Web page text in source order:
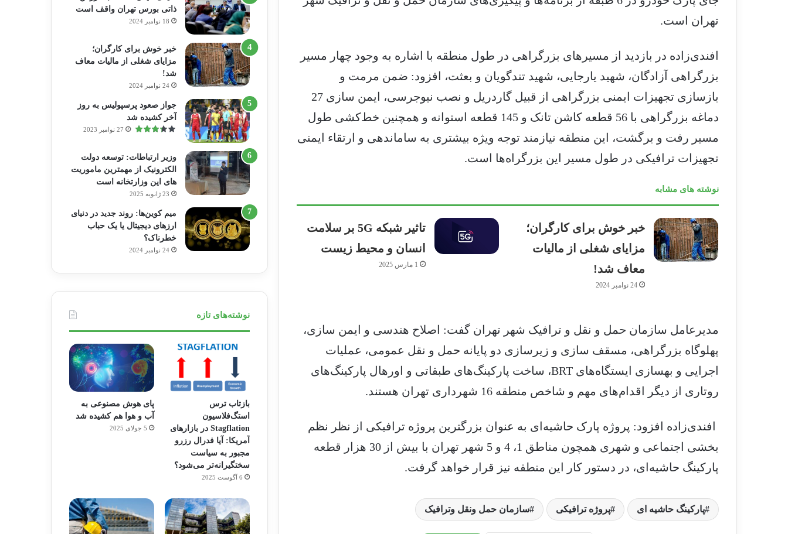
تهران است.
افندی‌زاده در بازدید از مسیرهای بزرگراهی در طول منطقه با اشاره به وجود چهار مسیر
بزرگراهی آزادگان، شهید یارجایی، شهید تندگویان و بعثت، افزود: ضمن مرمت و
بازسازی تجهیزات ایمنی بزرگراهی از قبیل گاردریل و نصب نیوجرسی، ایمن سازی 27
دماغه بزرگراهی با 56 قطعه کاشن تانک و 145 قطعه استوانه و همچنین خط‌کشی طول
مسیر رفت و برگشت، این منطقه نیازمند توجه ویژه بیشتری به ساماندهی و ارتقاء ایمنی
تجهیزات ترافیکی در طول مسیر این بزرگراه‌ها است.
نوشته های مشابه
خبر خوش برای کارگران؛
مزایای شغلی از مالیات
معاف شد!
24 نوامبر 2024
تاثیر شبکه 5G بر سلامت
انسان و محیط زیست
1 مارس 2025
مدیرعامل سازمان حمل و نقل و ترافیک شهر تهران گفت: اصلاح هندسی و ایمن سازی،
پهلوگاه بزرگراهی، مسقف سازی و زیرسازی دو پایانه حمل و نقل عمومی، عملیات
اجرایی و بهسازی ایستگاه‌های BRT، ساخت پارکینگ‌های طبقاتی و اورهال پارکینگ‌های
روتاری از دیگر اقدام‌های مهم و شاخص منطقه 16 شهرداری تهران هستند.
افندی‌زاده افزود: پروژه پارک حاشیه‌ای به عنوان بزرگترین پروژه ترافیکی از نظر نظم
بخشی اجتماعی و شهری همچون مناطق 1، 4 و 5 شهر تهران با بیش از 30 هزار قطعه
پارکینگ حاشیه‌ای، در دستور کار این منطقه نیز قرار خواهد گرفت.
پارکینگ حاشیه ای پروژه ترافیکی سازمان حمل ونقل وترافیک
ذاتی بورس تهران واقف است
18 نوامبر 2024
خبر خوش برای کارگران؛
مزایای شغلی از مالیات معاف
شد!
24 نوامبر 2024
جواز صعود پرسپولیس به روز
آخر کشیده شد
27 نوامبر 2023
وزیر ارتباطات: توسعه دولت
الکترونیک از مهمترین ماموریت
های این وزارتخانه است
23 ژانویه 2025
میم کوین‌ها: روند جدید در دنیای
ارزهای دیجیتال یا یک حباب
خطرناک؟
24 نوامبر 2024
نوشته‌های تازه
بازتاب ترس
استگ‌فلاسیون
Stagflation در بازارهای
آمریکا: آیا فدرال رزرو
مجبور به سیاست
سختگیرانه‌تر می‌شود؟
6 آگوست 2025
پای هوش مصنوعی به
آب و هوا هم کشیده شد
5 جولای 2025